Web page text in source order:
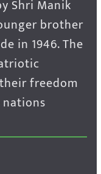
Shri Manik
brother
in 1946. The
freedom